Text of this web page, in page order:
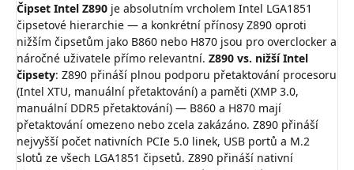
Čipset Intel Z890 je absolutním vrcholem Intel LGA1851
čipsetové hierarchie — a konkrétní přínosy Z890 oproti
nižším čipsetům jako B860 nebo H870 jsou pro overclocker a
náročné uživatele přímo relevantní. Z890 vs. nižší Intel
čipsety: Z890 přináší plnou podporu přetaktování procesoru
(Intel XTU, manuální přetaktování) a paměti (XMP 3.0,
manuální DDR5 přetaktování) — B860 a H870 mají
přetaktování omezeno nebo zcela zakázáno. Z890 přináší
nejvyšší počet nativních PCIe 5.0 linek, USB portů a M.2
slotů ze všech LGA1851 čipsetů. Z890 přináší nativní